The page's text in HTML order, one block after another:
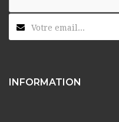
INFORMATION